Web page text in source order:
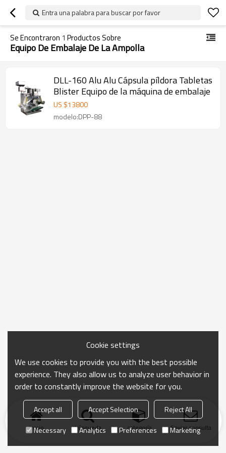
Entra una palabra para buscar por favor
Se Encontraron 1 Productos Sobre
Equipo De Embalaje De La Ampolla
DLL-160 Alu Alu Cápsula píldora Tabletas
Blister Equipo de la máquina de embalaje
US $13800
modelo:DPP-88
Inicio búsqueda categoría Enviar consulta
Cookie settings
We use cookies to provide you with the best possible
experience. They also allow us to analyze user behavior in
order to constantly improve the website for you.
Accept all Accept Selection
Reject All
Necessary
Analytics Preferences Marketing